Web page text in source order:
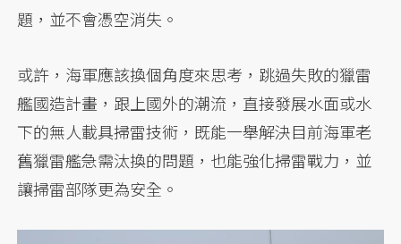
題，並不會憑空消失。
或許，海軍應該換個角度來思考，跳過失敗的獵雷
艦國造計畫，跟上國外的潮流，直接發展水面或水
下的無人載具掃雷技術，既能一舉解決目前海軍老
舊獵雷艦急需汰換的問題，也能強化掃雷戰力，並
讓掃雷部隊更為安全。